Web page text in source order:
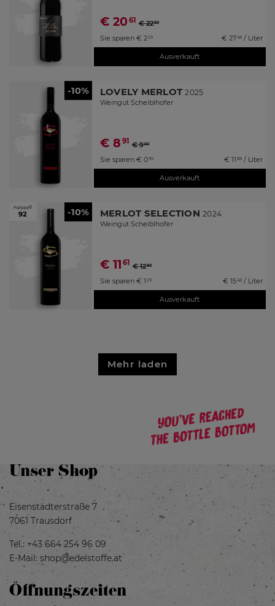
€ 20 61 €2290
Sie sparen € 229 € 2748/ Liter
Ausverkauft
-10% LOVELY MERLOT2025
Weingut Scheiblhofer
€ 8 91 €990
Sie sparen € 099 € 11 88/ Liter
Ausverkauft
Falstaff
92 -10% MERLOT SELECTION2024
Weingut Scheiblhofer
€ 11 61 €1290
Sie sparen € 1 29 € 1548/ Liter
Ausverkauft
Mehr laden
Unser Shop
Eisenstädterstraße 7
7061 Trausdorf
Tel.: +43 664 254 96 09
E-Mail: shop@edelstoffe.at
Öffnungszeiten